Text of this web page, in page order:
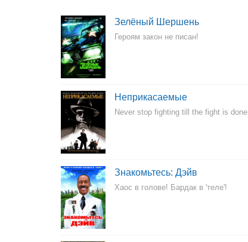
Зелёный Шершень
Героям закон не писан!
Неприкасаемые
Never stop fighting till the fight is done
Знакомьтесь: Дэйв
Хаос в голове! Бардак в 'теле'!